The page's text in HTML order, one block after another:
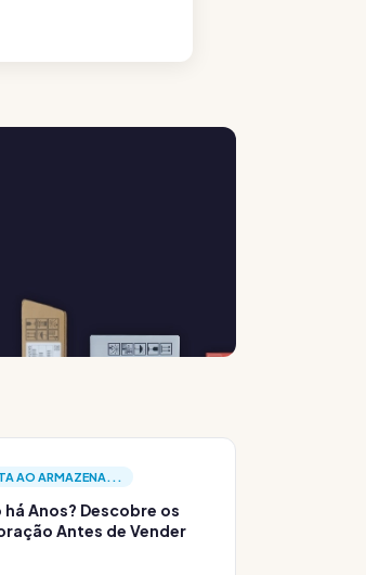
AO ARMAZENA...
Anos? Descobre os
Antes de Vender